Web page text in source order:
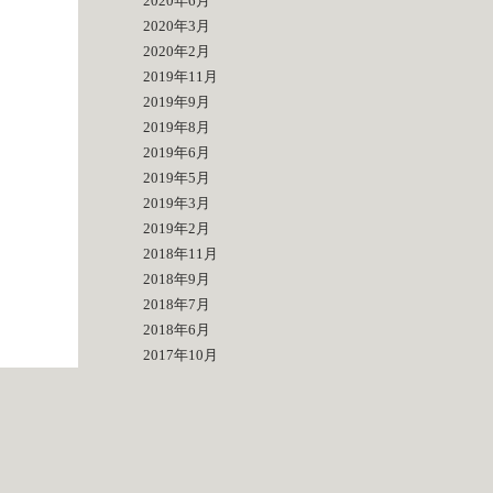
2020年3月
2020年2月
2019年11月
2019年9月
2019年8月
2019年6月
2019年5月
2019年3月
2019年2月
2018年11月
2018年9月
2018年7月
2018年6月
2017年10月